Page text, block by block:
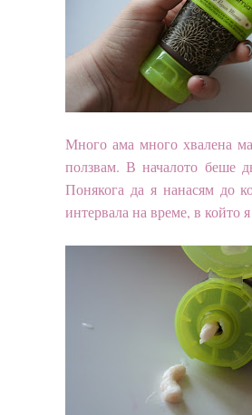
Много ама много хвалена
ползвам. В началото беше
Понякога да я нанасям до
интервала на време, в който